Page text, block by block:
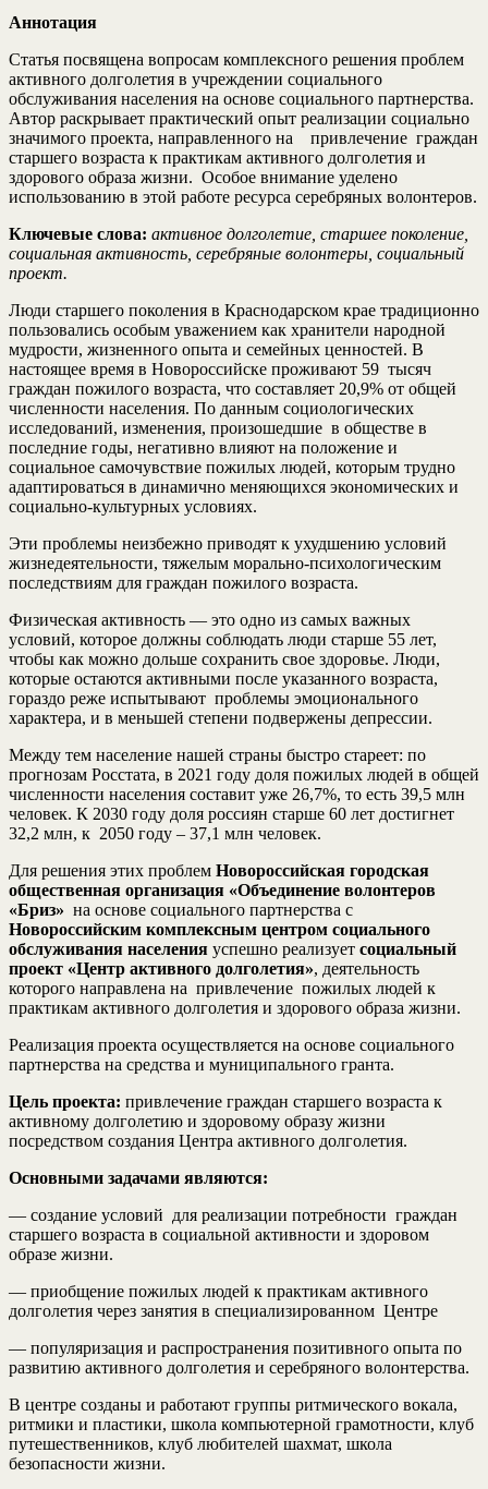
Аннотация
Статья посвящена вопросам комплексного решения проблем
активного долголетия в учреждении социального
обслуживания населения на основе социального партнерства.
Автор раскрывает практический опыт реализации социально
значимого проекта, направленного на привлечение граждан
старшего возраста к практикам активного долголетия и
здорового образа жизни. Особое внимание уделено
использованию в этой работе ресурса серебряных волонтеров.
Ключевые слова: активное долголетие, старшее поколение,
социальная активность, серебряные волонтеры, социальный
проект.
Люди старшего поколения в Краснодарском крае традиционно
пользовались особым уважением как хранители народной
мудрости, жизненного опыта и семейных ценностей. В
настоящее время в Новороссийске проживают 59 тысяч
граждан пожилого возраста, что составляет 20,9% от общей
численности населения. По данным социологических
исследований, изменения, произошедшие в обществе в
последние годы, негативно влияют на положение и
социальное самочувствие пожилых людей, которым трудно
адаптироваться в динамично меняющихся экономических и
социально-культурных условиях.
Эти проблемы неизбежно приводят к ухудшению условий
жизнедеятельности, тяжелым морально-психологическим
последствиям для граждан пожилого возраста.
Физическая активность — это одно из самых важных
условий, которое должны соблюдать люди старше 55 лет,
чтобы как можно дольше сохранить свое здоровье. Люди,
которые остаются активными после указанного возраста,
гораздо реже испытывают проблемы эмоционального
характера, и в меньшей степени подвержены депрессии.
Между тем население нашей страны быстро стареет: по
прогнозам Росстата, в 2021 году доля пожилых людей в общей
численности населения составит уже 26,7%, то есть 39,5 млн
человек. К 2030 году доля россиян старше 60 лет достигнет
32,2 млн, к 2050 году – 37,1 млн человек.
Для решения этих проблем Новороссийская городская
общественная организация «Объединение волонтеров
«Бриз» на основе социального партнерства с
Новороссийским комплексным центром социального
обслуживания населения успешно реализует социальный
проект «Центр активного долголетия», деятельность
которого направлена на привлечение пожилых людей к
практикам активного долголетия и здорового образа жизни.
Реализация проекта осуществляется на основе социального
партнерства на средства и муниципального гранта.
Цель проекта: привлечение граждан старшего возраста к
активному долголетию и здоровому образу жизни
посредством создания Центра активного долголетия.
Основными задачами являются:
— создание условий для реализации потребности граждан
старшего возраста в социальной активности и здоровом
образе жизни.
— приобщение пожилых людей к практикам активного
долголетия через занятия в специализированном Центре
— популяризация и распространения позитивного опыта по
развитию активного долголетия и серебряного волонтерства.
В центре созданы и работают группы ритмического вокала,
ритмики и пластики, школа компьютерной грамотности, клуб
путешественников, клуб любителей шахмат, школа
безопасности жизни.